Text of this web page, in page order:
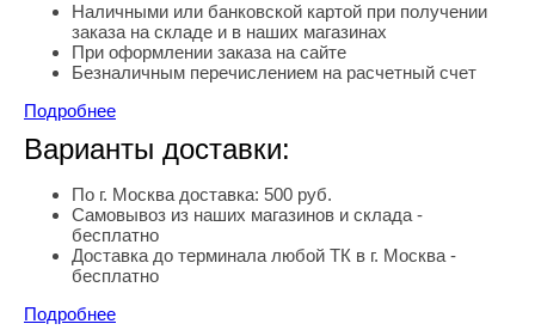
Наличными или банковской картой при получении
заказа на складе и в наших магазинах
При оформлении заказа на сайте
Безналичным перечислением на расчетный счет
Подробнее
Варианты доставки:
По г. Москва доставка: 500 руб.
Самовывоз из наших магазинов и склада -
бесплатно
Доставка до терминала любой ТК в г. Москва -
бесплатно
Подробнее